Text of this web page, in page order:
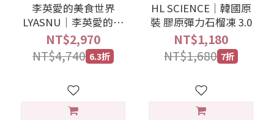
李英愛的美食世界
LYASNU｜李英愛的黑
豆奶禮盒（15包/盒/三
盒）
NT$2,970
NT$4,740 6.3折
HL SCIENCE｜韓國原
裝 膠原彈力石榴凍 3.0
NT$1,180
NT$1,680 7折